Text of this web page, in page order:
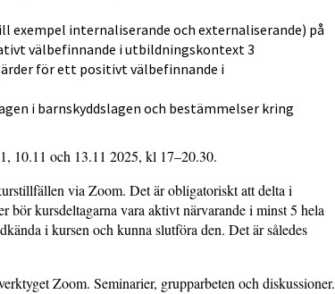
internaliserande och externaliserande) på
välbefinnande i utbildningskontext 3
för ett positivt välbefinnande i
i barnskyddslagen och bestämmelser kring
10.11 och 13.11 2025, kl 17–20.30.
via Zoom. Det är obligatoriskt att delta i
kursdeltagarna vara aktivt närvarande i minst 5 hela
i kursen och kunna slutföra den. Det är således
Zoom. Seminarier, grupparbeten och diskussioner.